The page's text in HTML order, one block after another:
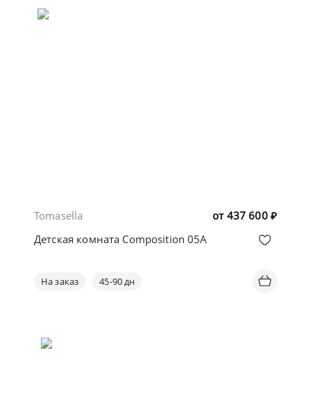
от 437 600 ₽
Tomasella
Детская комната Composition 05A
На заказ 45-90 дн